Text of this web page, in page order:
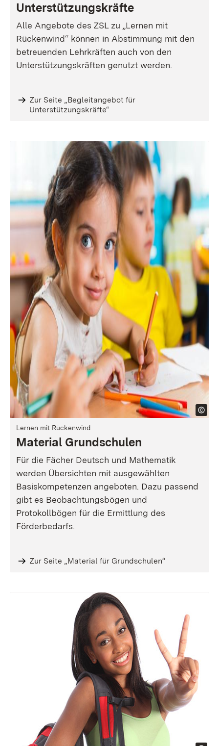
Unterstützungskräfte
Alle Angebote des ZSL zu „Lernen mit
Rückenwind“ können in Abstimmung mit den
betreuenden Lehrkräften auch von den
Unterstützungskräften genutzt werden.
Zur Seite „Begleitangebot für
Unterstützungskräfte“
Lernen mit Rückenwind
Material Grundschulen
Für die Fächer Deutsch und Mathematik
werden Übersichten mit ausgewählten
Basiskompetenzen angeboten. Dazu passend
gibt es Beobachtungsbögen und
Protokollbögen für die Ermittlung des
Förderbedarfs.
Zur Seite „Material für Grundschulen“